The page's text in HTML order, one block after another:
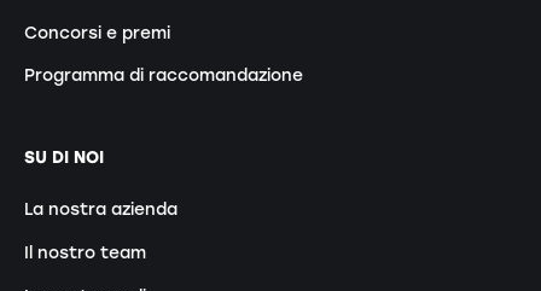
Concorsi e premi
Programma di raccomandazione
SU DI NOI
La nostra azienda
Il nostro team